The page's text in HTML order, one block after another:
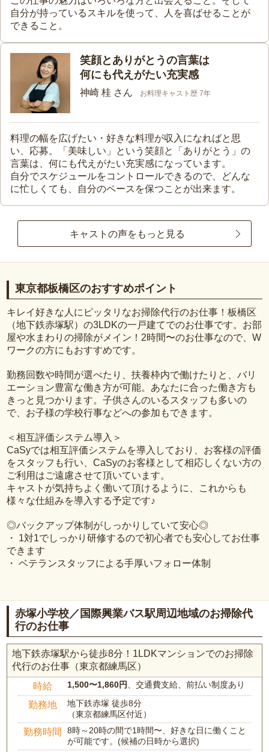
自分が持っているスキルを使って、人を喜ばせることが
できること。
笑顔とありがとうの言葉は
何にも代えがたい充実感
神崎 桂 さん お料理キャスト歴 7年
料理の幅を広げたい・好きな料理が収入になればと思
い、応募。「美味しい」という笑顔と「ありがとう」の
言葉は、何にも代えがたい充実感になっています。
自分でスケジュールをコントロールできるので、どんな
に忙しくても、自分のペースを保つことが出来ます。
キャストの声をもっと見る
東京都板橋区のおすすめポイント
キレイ好きな人にピッタリなお掃除代行のお仕事！板橋区
（地下鉄赤塚駅）の3LDKの一戸建てでのお仕事です。お部
屋や水まわりの掃除がメイン！2時間〜のお仕事なので、W
ワークの方にもおすすめです。
勤務回数や時間が選べたり、扶養枠内で働けたりと、バリ
エーション豊富な働き方が可能。あなたに合った働き方も
きっと見つかります。子供さんのいるスタッフも多いの
で、お子様の学校行事などへの参加もできます。
＜相互評価システム導入＞
CaSyでは相互評価システムを導入しており、お客様の評価
をスタッフも行い、CaSyのお客様として相応しくない方の
ご利用はご遠慮させて頂いています。
キャストが気持ちよく働いて頂けるように、これからも
様々な仕組みを導入する予定です♪
◎バックアップ体制がしっかりしていて安心◎
・ 1対1でしっかり研修するので初心者でも安心してお仕事
できます
・ ベテランスタッフによる手厚いフォロー体制
赤塚小学校／国際興業バス駅周辺地域のお掃除代
行のお仕事
地下鉄赤塚駅から徒歩8分！1LDKマンションでのお掃除
代行のお仕事（東京都練馬区）
時給 1,500〜1,860円、交通費支給、前払い制度あり
勤務地
地下鉄赤塚 徒歩8分
（東京都練馬区付近）
勤務時間
8時～20時の間で1時間〜、好きな日に働くこと
が可能です。(候補の日時から選択)